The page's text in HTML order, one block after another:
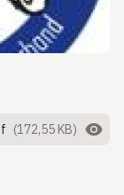
(172,55 KB)